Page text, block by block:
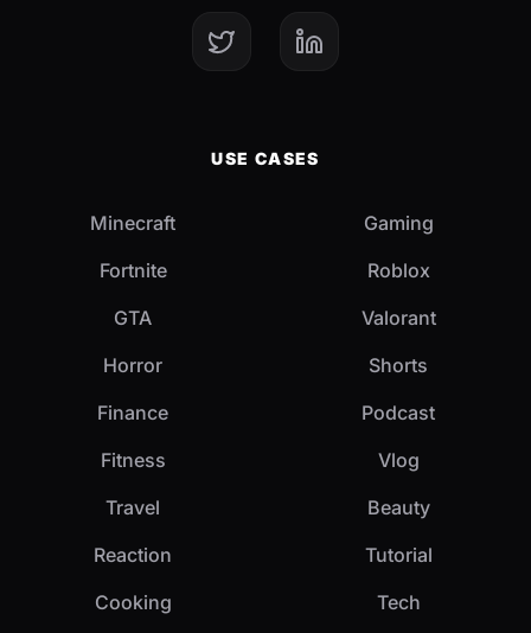
USE CASES
Minecraft
Gaming
Fortnite
Roblox
GTA
Valorant
Horror
Shorts
Finance
Podcast
Fitness
Vlog
Travel
Beauty
Reaction
Tutorial
Cooking
Tech